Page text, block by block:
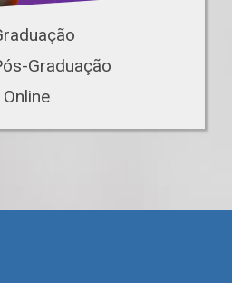
Graduação